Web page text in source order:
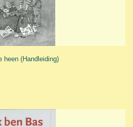
heen (Handleiding)